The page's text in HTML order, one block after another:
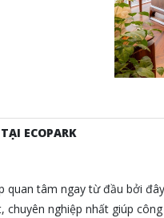
ECOPARK
tâm ngay từ đầu bởi
nghiệp nhất giúp